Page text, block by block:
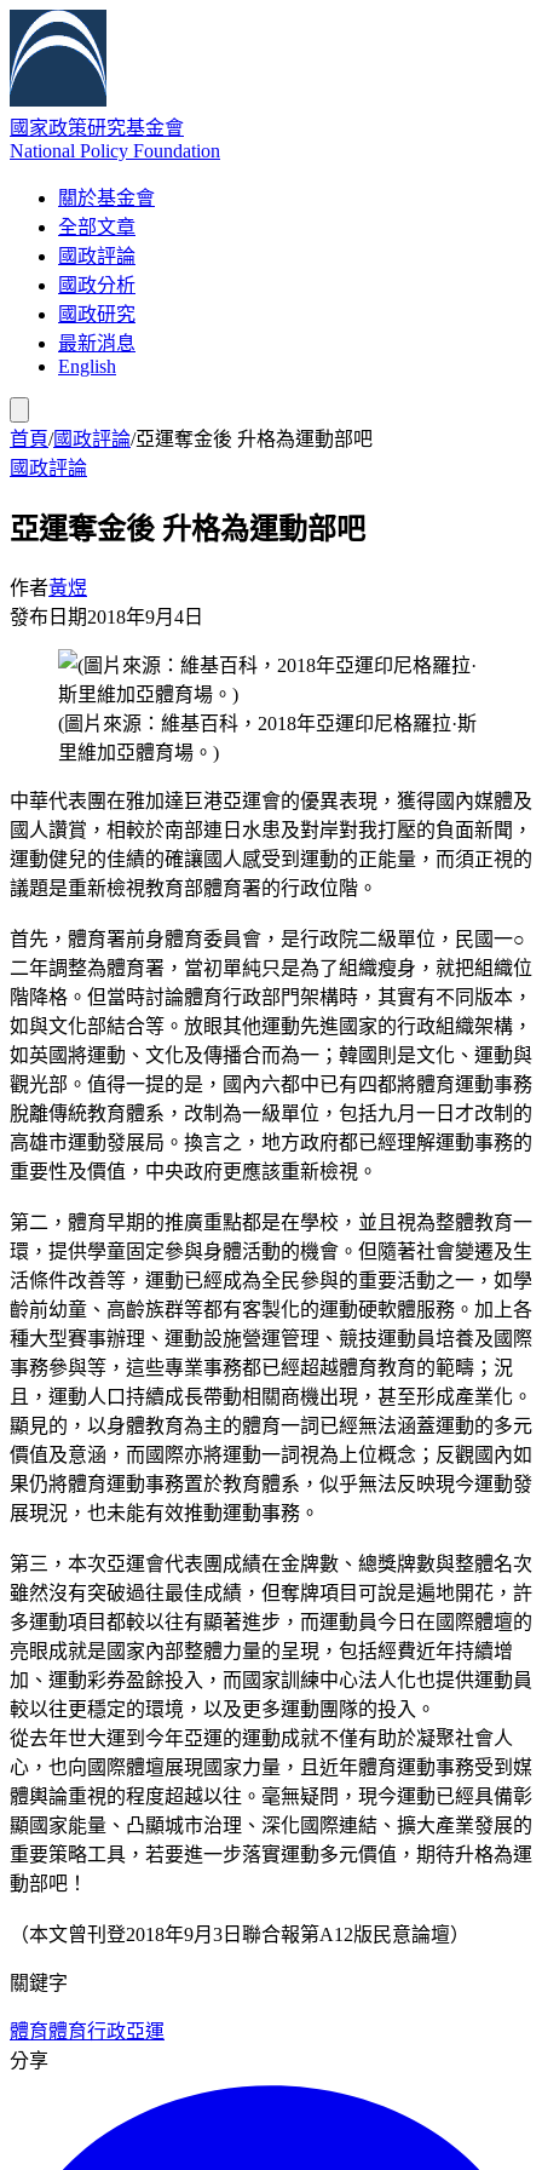
國家政策研究基金會
National Policy Foundation
關於基金會
全部文章
國政評論
國政分析
國政研究
最新消息
English
首頁/國政評論/亞運奪金後 升格為運動部吧
國政評論
亞運奪金後 升格為運動部吧
作者黃煜
發布日期2018年9月4日
(圖片來源：維基百科，2018年亞運印尼格羅拉·斯
里維加亞體育場。)
中華代表團在雅加達巨港亞運會的優異表現，獲得國內媒體及
國人讚賞，相較於南部連日水患及對岸對我打壓的負面新聞，
運動健兒的佳績的確讓國人感受到運動的正能量，而須正視的
議題是重新檢視教育部體育署的行政位階。
首先，體育署前身體育委員會，是行政院二級單位，民國一○
二年調整為體育署，當初單純只是為了組織瘦身，就把組織位
階降格。但當時討論體育行政部門架構時，其實有不同版本，
如與文化部結合等。放眼其他運動先進國家的行政組織架構，
如英國將運動、文化及傳播合而為一；韓國則是文化、運動與
觀光部。值得一提的是，國內六都中已有四都將體育運動事務
脫離傳統教育體系，改制為一級單位，包括九月一日才改制的
高雄市運動發展局。換言之，地方政府都已經理解運動事務的
重要性及價值，中央政府更應該重新檢視。
第二，體育早期的推廣重點都是在學校，並且視為整體教育一
環，提供學童固定參與身體活動的機會。但隨著社會變遷及生
活條件改善等，運動已經成為全民參與的重要活動之一，如學
齡前幼童、高齡族群等都有客製化的運動硬軟體服務。加上各
種大型賽事辦理、運動設施營運管理、競技運動員培養及國際
事務參與等，這些專業事務都已經超越體育教育的範疇；況
且，運動人口持續成長帶動相關商機出現，甚至形成產業化。
顯見的，以身體教育為主的體育一詞已經無法涵蓋運動的多元
價值及意涵，而國際亦將運動一詞視為上位概念；反觀國內如
果仍將體育運動事務置於教育體系，似乎無法反映現今運動發
展現況，也未能有效推動運動事務。
第三，本次亞運會代表團成績在金牌數、總獎牌數與整體名次
雖然沒有突破過往最佳成績，但奪牌項目可說是遍地開花，許
多運動項目都較以往有顯著進步，而運動員今日在國際體壇的
亮眼成就是國家內部整體力量的呈現，包括經費近年持續增
加、運動彩券盈餘投入，而國家訓練中心法人化也提供運動員
較以往更穩定的環境，以及更多運動團隊的投入。
從去年世大運到今年亞運的運動成就不僅有助於凝聚社會人
心，也向國際體壇展現國家力量，且近年體育運動事務受到媒
體輿論重視的程度超越以往。毫無疑問，現今運動已經具備彰
顯國家能量、凸顯城市治理、深化國際連結、擴大產業發展的
重要策略工具，若要進一步落實運動多元價值，期待升格為運
動部吧！
（本文曾刊登2018年9月3日聯合報第A12版民意論壇）
關鍵字
體育體育行政亞運
分享